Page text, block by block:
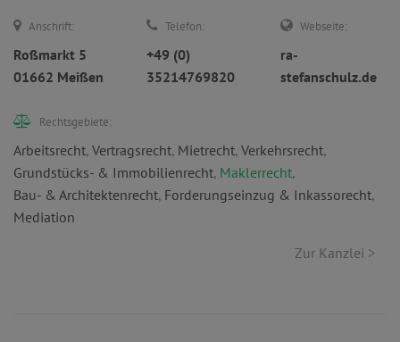
Anschrift:
Roßmarkt 5
01662 Meißen
Telefon:
+49 (0)
35214769820
Webseite:
ra-
stefanschulz.de
Rechtsgebiete:
Arbeitsrecht, Vertragsrecht, Mietrecht, Verkehrsrecht,
Grundstücks- & Immobilienrecht, Maklerrecht,
Bau- & Architektenrecht, Forderungseinzug & Inkassorecht,
Mediation
Zur Kanzlei >